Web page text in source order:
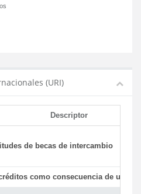
(URI)
Descriptor
de becas de intercambio
como consecuencia de un